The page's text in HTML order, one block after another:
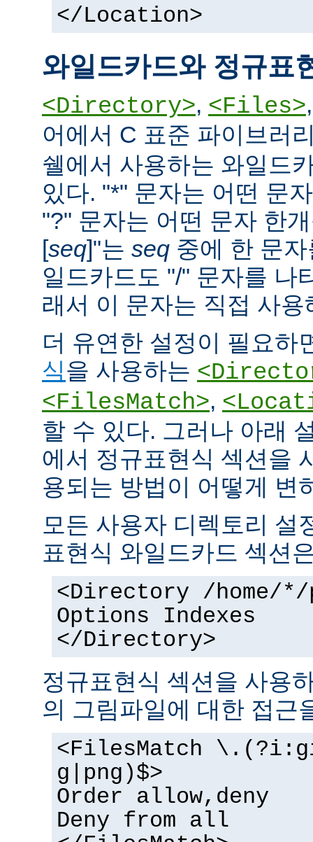
</Location>
와일드카드와 정규표
<Directory>, <Files>
어에서 C 표준 파이브러
쉘에서 사용하는 와일드
있다. "*" 문자는 어떤 문
"?" 문자는 어떤 문자 한
[seq]"는 seq 중에 한 문
일드카드도 "/" 문자를 나
래서 이 문자는 직접 사용
더 유연한 설정이 필요하
식을 사용하는
<FilesMatch>,
할 수 있다. 그러나 아래
에서 정규표현식 섹션을
용되는 방법이 어떻게 변
모든 사용자 디렉토리 설
표현식 와일드카드 섹션
<Directory /home/
Options Indexes
</Directory>
정규표현식 섹션을 사용
의 그림파일에 대한 접근
<FilesMatch
g|png)$>
Order allow,deny
Deny from all